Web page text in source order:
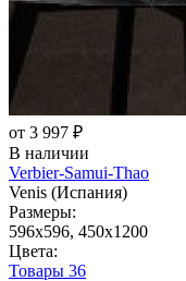
от 3 997 ₽
В наличии
Verbier-Samui-Thao
Venis (Испания)
Размеры:
596x596, 450x1200
Цвета:
Товары 36